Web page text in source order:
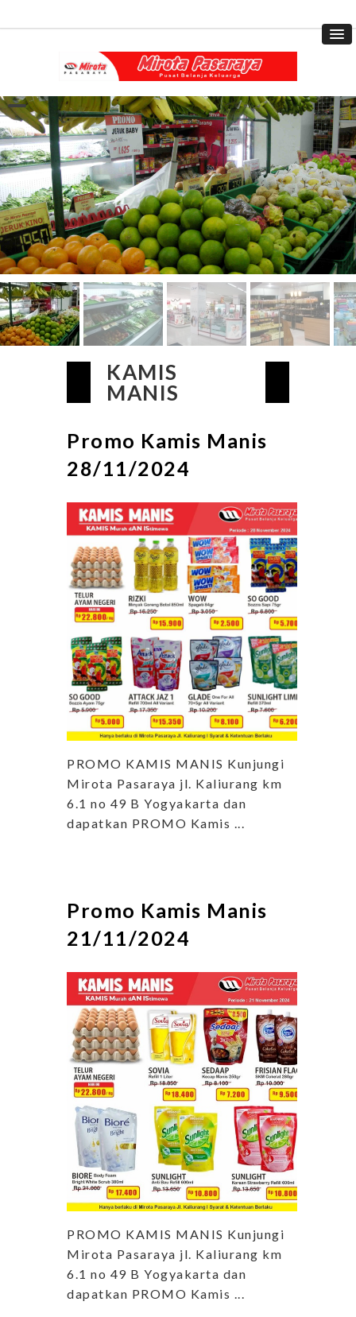
KAMIS
MANIS
Promo Kamis Manis
28/11/2024
PROMO KAMIS MANIS Kunjungi
Mirota Pasaraya jl. Kaliurang km
6.1 no 49 B Yogyakarta dan
dapatkan PROMO Kamis ...
Promo Kamis Manis
21/11/2024
PROMO KAMIS MANIS Kunjungi
Mirota Pasaraya jl. Kaliurang km
6.1 no 49 B Yogyakarta dan
dapatkan PROMO Kamis ...